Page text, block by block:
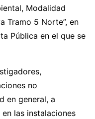
Modalidad
Tramo 5 Norte”, en
Pública en el que se
no
en general, a
las instalaciones